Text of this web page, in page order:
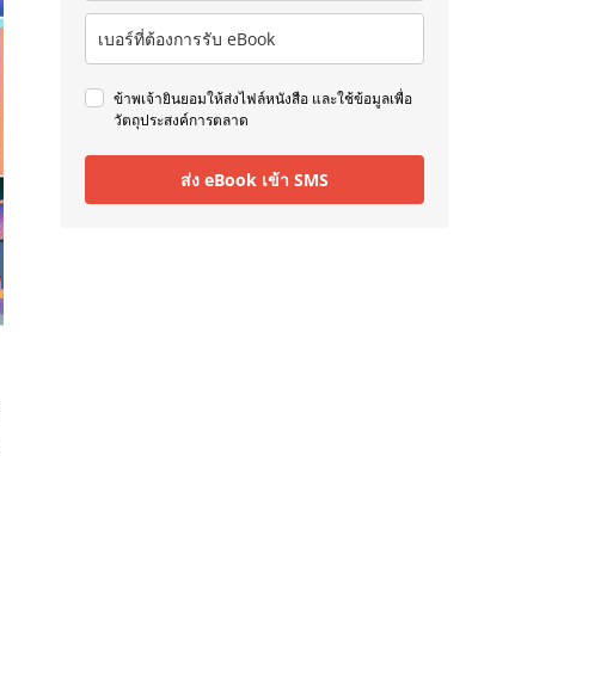
ข้าพเจ้ายินยอมให้ส่งไฟล์หนังสือ และใช้ข้อมูลเพื่อ
วัตถุประสงค์การตลาด
ส่ง eBook เข้า SMS